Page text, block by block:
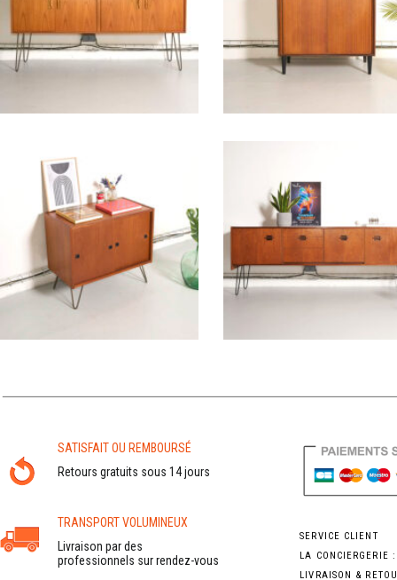
SATISFAIT OU REMBOURSÉ
Retours gratuits sous 14 jours
TRANSPORT VOLUMINEUX
Livraison par des
professionnels sur rendez-vous
SERVICE CLIENT
LA CONCIERGERIE
LIVRAISON &